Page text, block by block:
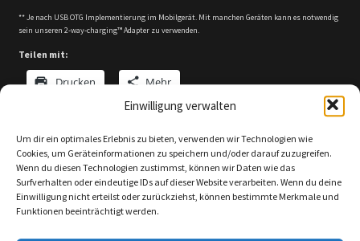
Einwilligung verwalten
Um dir ein optimales Erlebnis zu bieten, verwenden wir Technologien wie
Cookies, um Geräteinformationen zu speichern und/oder darauf zuzugreifen.
Wenn du diesen Technologien zustimmst, können wir Daten wie das
Surfverhalten oder eindeutige IDs auf dieser Website verarbeiten. Wenn du deine
Einwilligung nicht erteilst oder zurückziehst, können bestimmte Merkmale und
Funktionen beeinträchtigt werden.
** Je nach USB OTG Implementierung im Mobilgerät. Mit manchen Geräten kann es notwendig
sein unseren 2-way-charging™ Adapter zu verwenden.
Teilen mit:
Drucken Mehr
Kategorie:Unterstützer